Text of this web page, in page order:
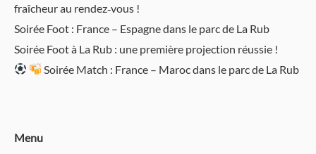
fraîcheur au rendez‑vous !
Soirée Foot : France – Espagne dans le parc de La Rub
Soirée Foot à La Rub : une première projection réussie !
Soirée Match : France – Maroc dans le parc de La Rub
Menu